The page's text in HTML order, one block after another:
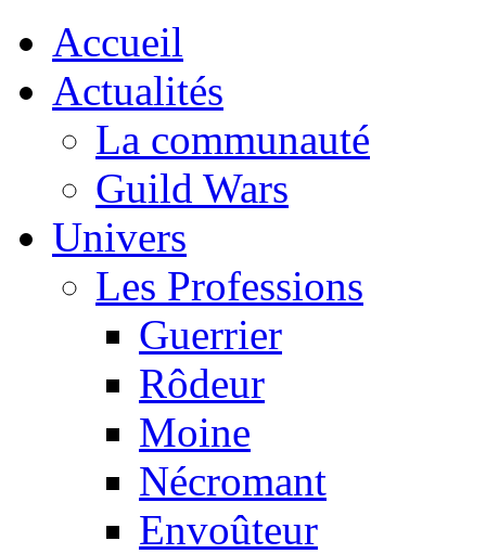
Accueil
Actualités
La communauté
Guild Wars
Univers
Les Professions
Guerrier
Rôdeur
Moine
Nécromant
Envoûteur